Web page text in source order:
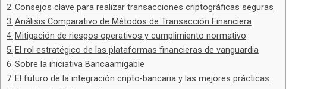
Consejos clave para realizar transacciones criptográficas seguras
Análisis Comparativo de Métodos de Transacción Financiera
Mitigación de riesgos operativos y cumplimiento normativo
El rol estratégico de las plataformas financieras de vanguardia
Sobre la iniciativa Bancaamigable
El futuro de la integración cripto-bancaria y las mejores prácticas